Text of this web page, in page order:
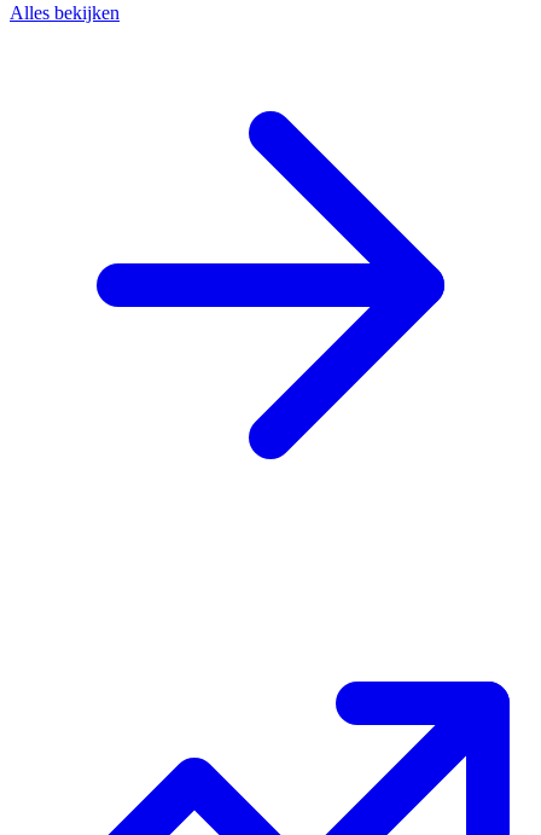
Alles bekijken